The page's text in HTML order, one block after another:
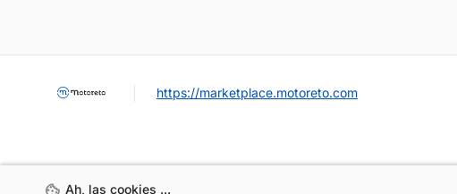
Ah, las cookies ...
Ah, las cookies ...
https://marketplace.motoreto.com